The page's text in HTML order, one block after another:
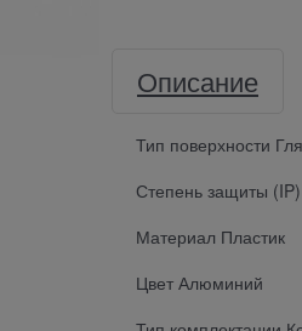
Описание
Тип поверхности
Степень защиты
Материал Пластик
Цвет Алюминий